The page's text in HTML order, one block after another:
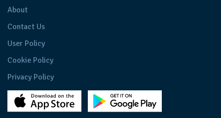
About
Contact Us
User Policy
Cookie Policy
Privacy Policy